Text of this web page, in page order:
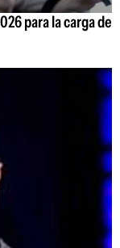
para la carga de